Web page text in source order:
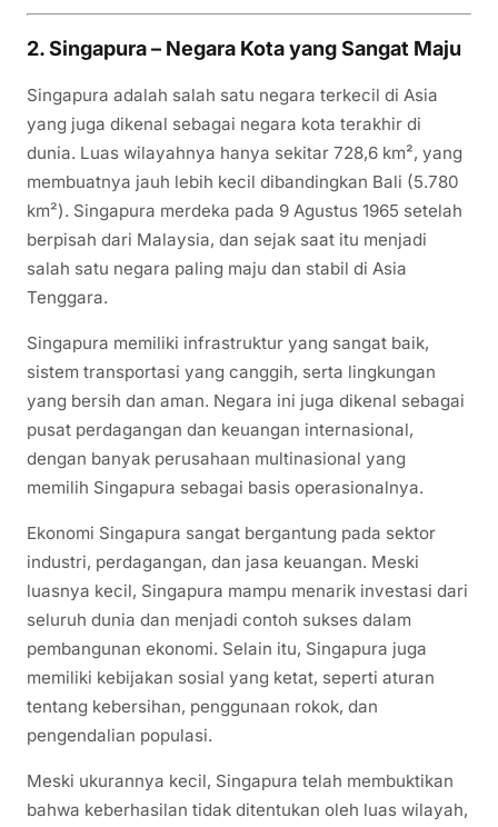
2. Singapura – Negara Kota yang Sangat Maju
Singapura adalah salah satu negara terkecil di Asia
yang juga dikenal sebagai negara kota terakhir di
dunia. Luas wilayahnya hanya sekitar 728,6 km², yang
membuatnya jauh lebih kecil dibandingkan Bali (5.780
km²). Singapura merdeka pada 9 Agustus 1965 setelah
berpisah dari Malaysia, dan sejak saat itu menjadi
salah satu negara paling maju dan stabil di Asia
Tenggara.
Singapura memiliki infrastruktur yang sangat baik,
sistem transportasi yang canggih, serta lingkungan
yang bersih dan aman. Negara ini juga dikenal sebagai
pusat perdagangan dan keuangan internasional,
dengan banyak perusahaan multinasional yang
memilih Singapura sebagai basis operasionalnya.
Ekonomi Singapura sangat bergantung pada sektor
industri, perdagangan, dan jasa keuangan. Meski
luasnya kecil, Singapura mampu menarik investasi dari
seluruh dunia dan menjadi contoh sukses dalam
pembangunan ekonomi. Selain itu, Singapura juga
memiliki kebijakan sosial yang ketat, seperti aturan
tentang kebersihan, penggunaan rokok, dan
pengendalian populasi.
Meski ukurannya kecil, Singapura telah membuktikan
bahwa keberhasilan tidak ditentukan oleh luas wilayah,